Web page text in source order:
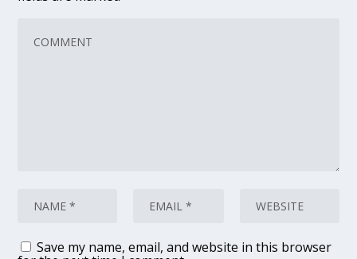
Save my name, email, and website in this browser